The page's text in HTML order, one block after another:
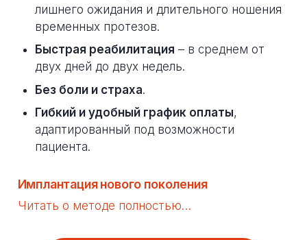
лишнего ожидания и длительного ношения
временных протезов.
Быстрая реабилитация – в среднем от
двух дней до двух недель.
Без боли и страха.
Гибкий и удобный график оплаты,
адаптированный под возможности
пациента.
Имплантация нового поколения
Читать о методе полностью…